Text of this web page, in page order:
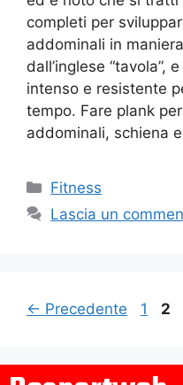
completi per
addominali in
dall’inglese “tavola”,
intenso e resistente
tempo. Fare plank
addominali, schiena
Fitness
Lascia un
← Precedente 1 2